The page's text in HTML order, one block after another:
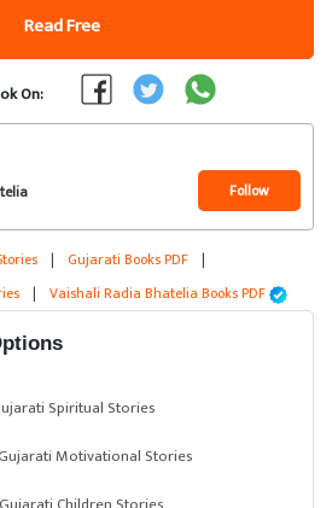
Read Free
On:
Follow
| Gujarati Books PDF |
| Vaishali Radia Bhatelia Books PDF
Spiritual Stories
Motivational Stories